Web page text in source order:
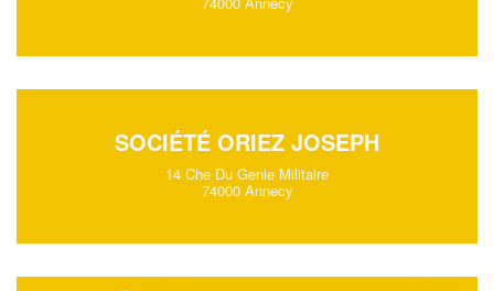
SOCIÉTÉ ORIEZ JOSEPH
14 Che Du Genie Militaire
74000 Annecy